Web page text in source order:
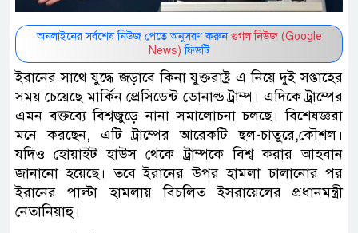
অনলাইনের সর্বশেষ নিউজ পেতে অনুসরণ করুন গুগল নিউজ (Google
News) ফিডটি
ইরানের সাথে যুদ্ধে জড়াবে কিনা যুক্তরাষ্ট্র এ নিয়ে দুই সপ্তাহের
সময় চেয়েছে মার্কিন প্রেসিডেন্ট ডোনাল্ড ট্রাম্প। এদিকে ট্রাম্পের
এমন বক্তব্যে বিশ্বজুড়ে নানা সমালোচনা চলছে। বিশেষজ্ঞরা
মনে করছেন, এটি ট্রাম্পের আরেকটি ছল-চাতুরে,কৌশল।
যদিও হোয়াইট হাউস থেকে ট্রাম্পকে বিশ্ব করার আহবান
জানানো হয়েছে। তবে ইরানের উপর হামলা চালানোর পর
ইরানের পাল্টা হামলায় বিচলিত ইসরায়েলের প্রধানমন্ত্রী
নেতানিয়াহু।